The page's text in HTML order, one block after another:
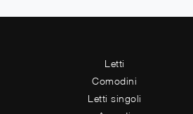
Letti
Comodini
Letti singoli